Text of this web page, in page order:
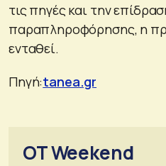
τις πηγές και την
παραπληροφόρησης, η
ενταθεί.
Πηγή:tanea.gr
OT Weekend